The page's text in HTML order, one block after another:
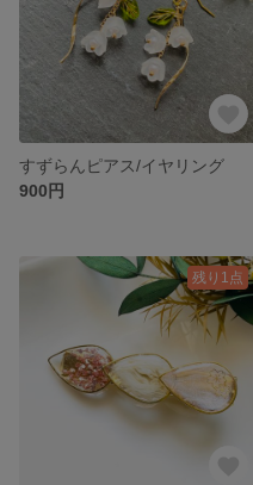
すずらんピアス/イヤリング
900円
残り1点